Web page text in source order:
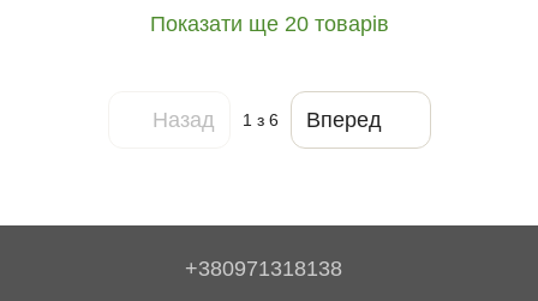
Показати ще 20 товарів
Назад 1 з 6 Вперед
+380971318138